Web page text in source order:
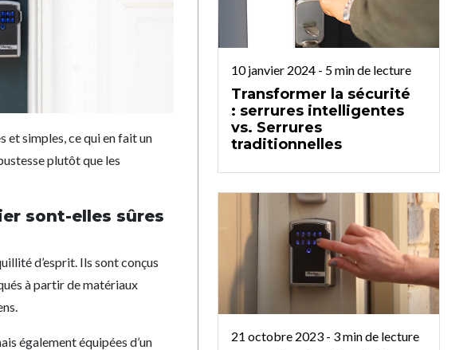
et simples, ce qui en fait un
plutôt que les
sont-elles sûres
d’esprit. Ils sont conçus
à partir de matériaux
également équipées d’un
10 janvier 2024- 5min de lecture
Transformer la sécurité
: serrures intelligentes
vs. Serrures
traditionnelles
21 octobre 2023- 3min de lecture